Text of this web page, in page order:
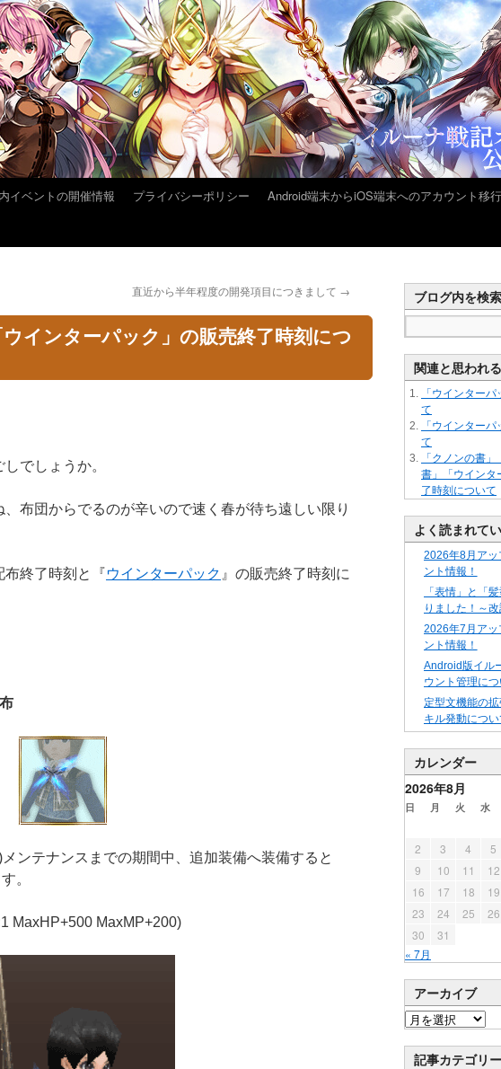
イベントの開催情報 プライバシーポリシー
Android端末からiOS端末へのアカウント移
直近から半年程度の開発項目につきまして →
インターパック」の販売終了時刻につ
でしょうか。
布団からでるのが辛いので速く春が待ち遠しい限り
布終了時刻と『ウインターパック 』の販売終了時刻に
ンテナンスまでの期間中、追加装備へ装備すると
。
MaxHP+500 MaxMP+200)
ブログ内を検索
関連と思われ
「ウインター
て
「ウインター
て
「クノンの書
書」「ウインタ
了時刻について
よく読まれて
2026年8月アッ
ント情報！
「表情」と「
りました！～
2026年7月アッ
ント情報！
Android版イル
ウント管理につ
定型文機能の
キル発動につい
カレンダー
2026年8月
日 月 火 水
« 7月
2
3 4 5
9
10 11 12
16
17 18 19
23
24 25 26
30
31
アーカイブ
記事カテゴリー